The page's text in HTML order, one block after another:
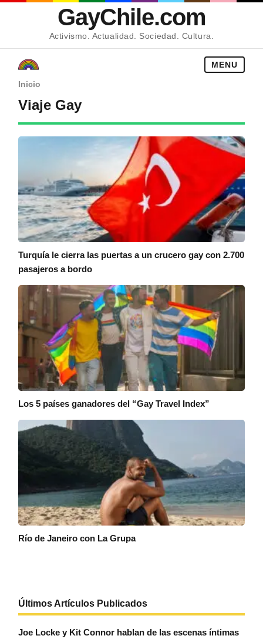
GayChile.com
Activismo. Actualidad. Sociedad. Cultura.
MENU
Inicio
Viaje Gay
Turquía le cierra las puertas a un crucero gay con 2.700
pasajeros a bordo
Los 5 países ganadores del “Gay Travel Index”
Río de Janeiro con La Grupa
Últimos Artículos Publicados
Joe Locke y Kit Connor hablan de las escenas íntimas